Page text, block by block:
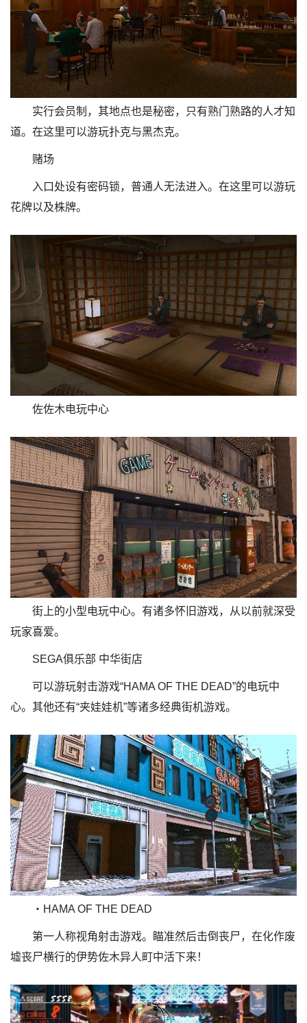
实行会员制，其地点也是秘密，只有熟门熟路的人才知
道。在这里可以游玩扑克与黑杰克。
赌场
入口处设有密码锁，普通人无法进入。在这里可以游玩
花牌以及株牌。
佐佐木电玩中心
街上的小型电玩中心。有诸多怀旧游戏，从以前就深受
玩家喜爱。
SEGA俱乐部 中华街店
可以游玩射击游戏“HAMA OF THE DEAD”的电玩中
心。其他还有“夹娃娃机”等诸多经典街机游戏。
・HAMA OF THE DEAD
第一人称视角射击游戏。瞄准然后击倒丧尸，在化作废
墟丧尸横行的伊势佐木异人町中活下来！